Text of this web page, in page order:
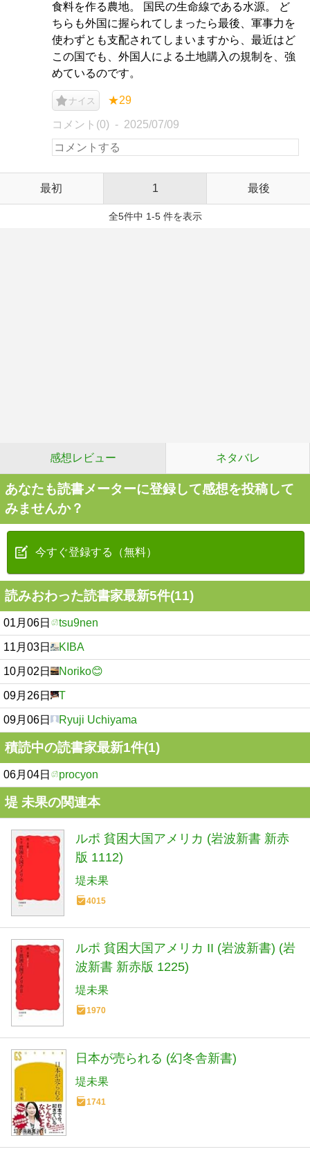
食料を作る農地。 国民の生命線である水源。 ど
ちらも外国に握られてしまったら最後、軍事力を
使わずとも支配されてしまいますから、最近はど
この国でも、外国人による土地購入の規制を、強
めているのです。
ナイス ★29
コメント(0) 2025/07/09
最初 1 最後
全5件中 1-5 件を表示
感想レビュー ネタバレ
あなたも読書メーターに登録して感想を投稿して
みませんか？
今すぐ登録する（無料）
読みおわった読書家最新5件(11)
01月06日 tsu9nen
11月03日 KIBA
10月02日 Noriko😊
09月26日 T
09月06日 Ryuji Uchiyama
積読中の読書家最新1件(1)
06月04日 procyon
堤 未果の関連本
ルポ 貧困大国アメリカ (岩波新書 新赤
版 1112)
堤未果
4015
ルポ 貧困大国アメリカ II (岩波新書) (岩
波新書 新赤版 1225)
堤未果
1970
日本が売られる (幻冬舎新書)
堤未果
1741